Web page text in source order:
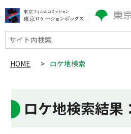
サイト内検索
HOME > ロケ地検索
ロケ地検索結果